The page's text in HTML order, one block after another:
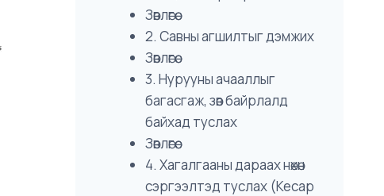
Зөвлөгөө:
2. Савны агшилтыг дэмжих
Зөвлөгөө:
3. Нурууны ачааллыг
багасгаж, зөв байрлалд
байхад туслах
Зөвлөгөө:
4. Хагалгааны дараах нөхөн
сэргээлтэд туслах (Кесар